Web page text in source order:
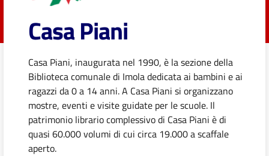
Scopri
contenuti
Risorse
online
Casa Piani
Casa Piani, inaugurata nel 1990, è la sezione della
Biblioteca comunale di Imola dedicata ai bambini e ai
ragazzi da 0 a 14 anni. A Casa Piani si organizzano
mostre, eventi e visite guidate per le scuole. Il
patrimonio librario complessivo di Casa Piani è di
quasi 60.000 volumi di cui circa 19.000 a scaffale
aperto.